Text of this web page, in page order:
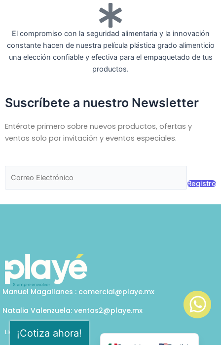
El compromiso con la seguridad alimentaria y la innovación
constante hacen de nuestra película plástica grado alimenticio
una elección confiable y efectiva para el empaquetado de tus
productos.
Suscríbete a nuestro Newsletter
Entérate primero sobre nuevos productos, ofertas y
ventas solo por invitación y eventos especiales.
Registro
Manuel Magallanes : comercial@playe.mx
Natalia Valenzuela: ventas2@playe.mx
Llámanos
¡Cotiza ahora!